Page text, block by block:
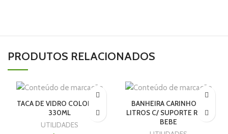
PRODUTOS RELACIONADOS
TACA DE VIDRO COLORIDA
330ML
UTILIDADES
BANHEIRA CARINHO 25
LITROS C/ SUPORTE ROSA
BEBE